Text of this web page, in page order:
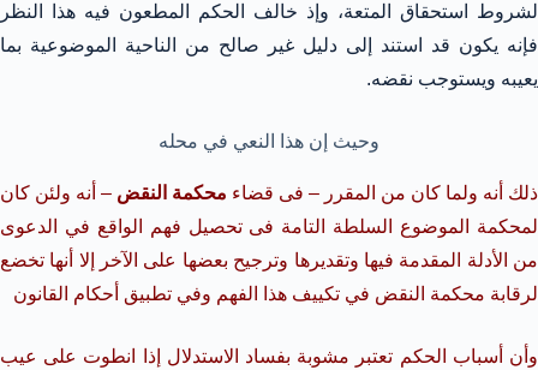
لشروط استحقاق المتعة، وإذ خالف الحكم المطعون فيه هذا النظر
فإنه يكون قد استند إلى دليل غير صالح من الناحية الموضوعية بما
يعيبه ويستوجب نقضه.
وحيث إن هذا النعي في محله
ذلك أنه ولما كان من المقرر – فى قضاء محكمة النقض – أنه ولئن كان
لمحكمة الموضوع السلطة التامة فى تحصيل فهم الواقع في الدعوى
من الأدلة المقدمة فيها وتقديرها وترجيح بعضها على الآخر إلا أنها تخضع
لرقابة محكمة النقض في تكييف هذا الفهم وفي تطبيق أحكام القانون
وأن أسباب الحكم تعتبر مشوبة بفساد الاستدلال إذا انطوت على عيب